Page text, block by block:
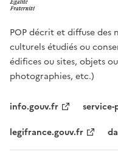
POP décrit et diffuse des
culturels étudiés ou
édifices ou sites, objets
photographies, etc.)
info.gouv.fr
legifrance.gouv.fr